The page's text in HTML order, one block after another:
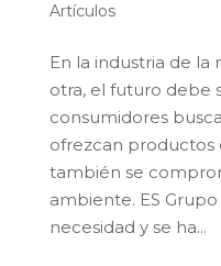
Artículos
En la industria de
otra, el futuro debe
consumidores
ofrezcan productos
también se
ambiente. ES
necesidad y se ha...